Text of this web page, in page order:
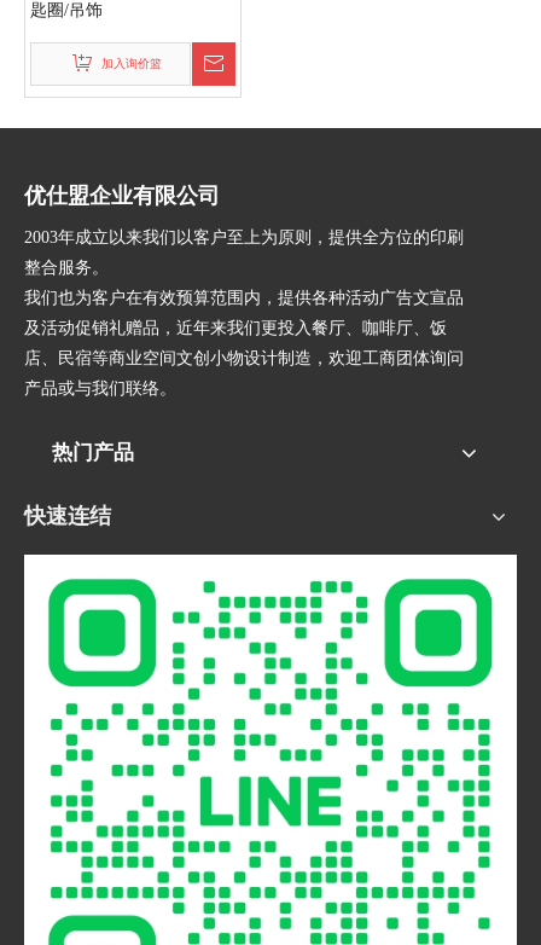
匙圈/吊饰
加入询价篮
优仕盟企业有限公司
2003年成立以来我们以客户至上为原则，提供全方位的印刷
整合服务。
我们也为客户在有效预算范围内，提供各种活动广告文宣品
及活动促销礼赠品，近年来我们更投入餐厅、咖啡厅、饭
店、民宿等商业空间文创小物设计制造，欢迎工商团体询问
产品或与我们联络。
热门产品
快速连结